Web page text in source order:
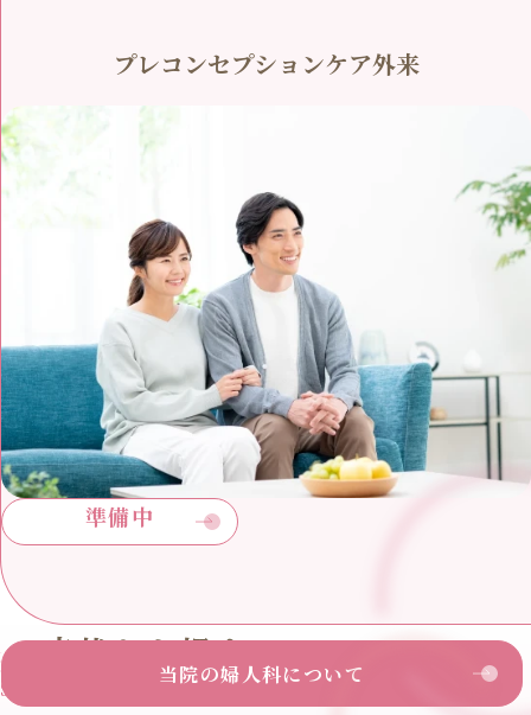
プレコンセプションケア外来
準備中
当院の婦人科について
症状から探す
Search by symptoms